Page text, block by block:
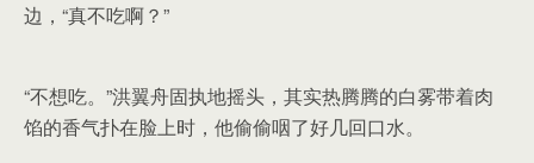
边，“真不吃啊？”
“不想吃。”洪翼舟固执地摇头，其实热腾腾的白雾带着肉
馅的香气扑在脸上时，他偷偷咽了好几回口水。